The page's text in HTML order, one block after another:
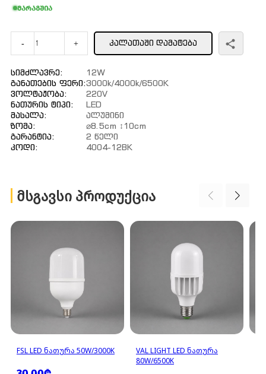
მარაგშია
- + ᲙᲐᲚᲐᲗᲐᲨᲘ ᲓᲐᲛᲐᲢᲔᲑᲐ
Სიმძლავრე:
Განათების Ფერი:
Ვოლტაჟობა:
Ნათურის Ტიპი:
Მასალა:
Ზომა:
Გარანტია:
Კოდი:
12W
3000k/4000k/6500K
220V
LED
Ალუმინი
⌀8.5cm ↕10cm
2 Წელი
4004-12BK
ᲛᲡᲒᲐᲕᲡᲘ ᲞᲠᲝᲓᲣᲥᲪᲘᲐ
FSL LED ᲜᲐᲗᲣᲠᲐ 50W/3000K
VAL LIGHT LED ᲜᲐᲗᲣᲠᲐ
80W/6500K